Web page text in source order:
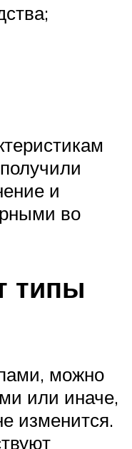
и
во
типы
можно
или иначе,
изменится.